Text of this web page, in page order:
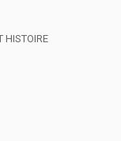
HISTOIRE